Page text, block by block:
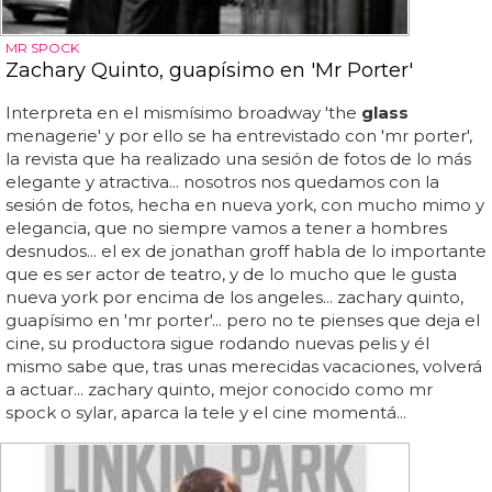
MR SPOCK
Zachary Quinto, guapísimo en 'Mr Porter'
Interpreta en el mismísimo broadway 'the glass
menagerie' y por ello se ha entrevistado con 'mr porter',
la revista que ha realizado una sesión de fotos de lo más
elegante y atractiva... nosotros nos quedamos con la
sesión de fotos, hecha en nueva york, con mucho mimo y
elegancia, que no siempre vamos a tener a hombres
desnudos... el ex de jonathan groff habla de lo importante
que es ser actor de teatro, y de lo mucho que le gusta
nueva york por encima de los angeles... zachary quinto,
guapísimo en 'mr porter'... pero no te pienses que deja el
cine, su productora sigue rodando nuevas pelis y él
mismo sabe que, tras unas merecidas vacaciones, volverá
a actuar... zachary quinto, mejor conocido como mr
spock o sylar, aparca la tele y el cine momentá...